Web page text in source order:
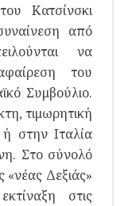
Κατσίνσκι
από
να
του
Συμβούλιο.
τιμωρητική
στην Ιταλία
Στο σύνολό
«νέας Δεξιάς»
στις